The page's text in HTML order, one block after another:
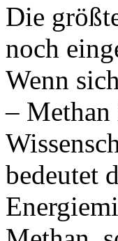
Die
noch
Wenn
–
bedeutet